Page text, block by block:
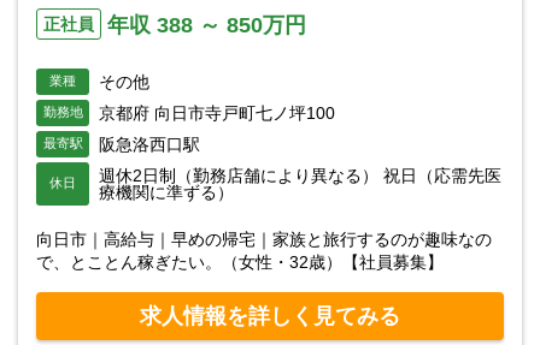
正社員 年収 388 ～ 850万円
業種 その他
勤務地 京都府 向日市寺戸町七ノ坪100
最寄駅 阪急洛西口駅
休日
週休2日制（勤務店舗により異なる） 祝日（応需先医
療機関に準ずる）
向日市｜高給与｜早めの帰宅｜家族と旅行するのが趣味なの
で、とことん稼ぎたい。（女性・32歳）【社員募集】
求人情報を詳しく見てみる